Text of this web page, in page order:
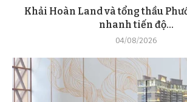
Khải Hoàn Land và tổng thầu
nhanh tiến độ...
04/08/2026